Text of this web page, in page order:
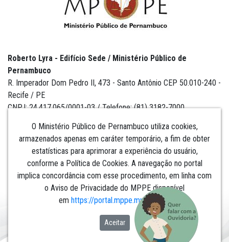
O Ministério Público de Pernambuco utiliza cookies,
armazenados apenas em caráter temporário, a fim de obter
estatísticas para aprimorar a experiência do usuário,
conforme a Política de Cookies. A navegação no portal
implica concordância com esse procedimento, em linha com
o Aviso de Privacidade do MPPE disponível
em https://portal.mppe.mp.br/lgpd.​​​​​​​
Aceitar
Roberto Lyra - Edifício Sede / Ministério Público de
Pernambuco
R. Imperador Dom Pedro II, 473 - Santo Antônio CEP 50.010-240 -
Recife / PE
CNPJ: 24.417.065/0001-03 / Telefone: (81) 3182-7000
Institucional
Comunicação